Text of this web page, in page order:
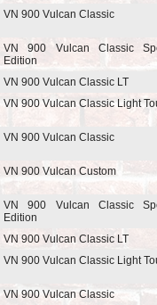
VN 900 Vulcan Classic
VN 900 Vulcan Classic
Edition
VN 900 Vulcan Classic LT
VN 900 Vulcan Classic Light
VN 900 Vulcan Classic
VN 900 Vulcan Custom
VN 900 Vulcan Classic
Edition
VN 900 Vulcan Classic LT
VN 900 Vulcan Classic Light
VN 900 Vulcan Classic